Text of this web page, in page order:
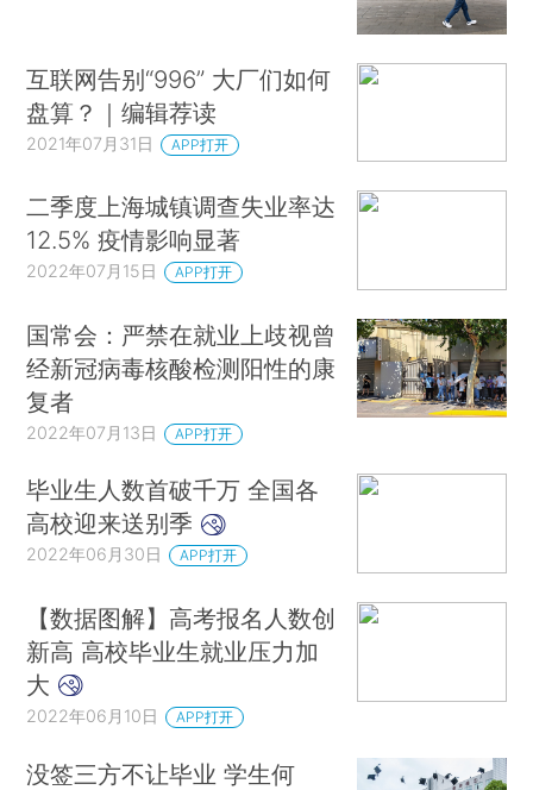
互联网告别“996” 大厂们如何
盘算？｜编辑荐读
2021年07月31日 APP打开
二季度上海城镇调查失业率达
12.5% 疫情影响显著
2022年07月15日 APP打开
国常会：严禁在就业上歧视曾
经新冠病毒核酸检测阳性的康
复者
2022年07月13日 APP打开
毕业生人数首破千万 全国各
高校迎来送别季
2022年06月30日 APP打开
【数据图解】高考报名人数创
新高 高校毕业生就业压力加
大
2022年06月10日 APP打开
没签三方不让毕业 学生何